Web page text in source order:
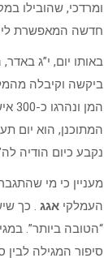
ומרדכי, שהובילו
חדשה המאפשרת
ביקשה וקיבלה
המתוכנן, הוא יום
נקבע כיום הודיה
מעניין כי מי
העמלקי אגג
“הטובה ביותר”.
סיפור המגילה לבין